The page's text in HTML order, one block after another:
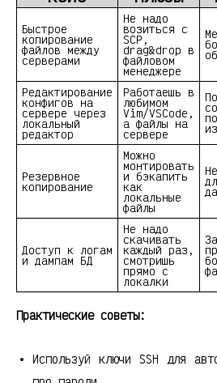
Быстрое
копирование
файлов между
серверами
Не надо
возиться с
SCP,
drag&drop в
файловом
менеджере
Редактирование
конфигов на
сервере через
локальный
редактор
Работаешь в
любимом
Vim/VSCode,
а файлы на
сервере
Резервное
копирование
Можно
монтировать
и бэкапить
как
локальные
файлы
Доступ к логам
и дампам БД
Не надо
скачивать
каждый раз,
смотришь
прямо с
локалки
Практические советы:
Используй ключи SSH для